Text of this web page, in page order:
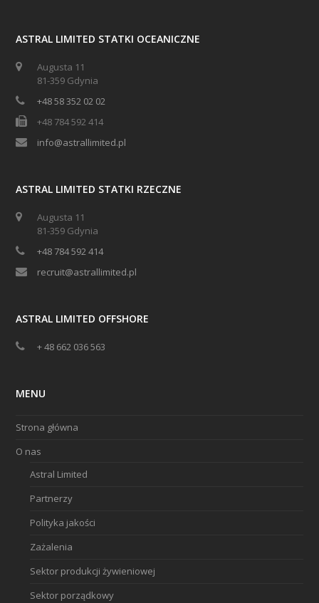
ASTRAL LIMITED STATKI OCEANICZNE
Augusta 11
81-359 Gdynia
+48 58 352 02 02
+48 784 592 414
info@astrallimited.pl
ASTRAL LIMITED STATKI RZECZNE
Augusta 11
81-359 Gdynia
+48 784 592 414
recruit@astrallimited.pl
ASTRAL LIMITED OFFSHORE
+ 48 662 036 563
MENU
Strona główna
O nas
Astral Limited
Partnerzy
Polityka jakości
Zażalenia
Sektor produkcji żywieniowej
Sektor porządkowy